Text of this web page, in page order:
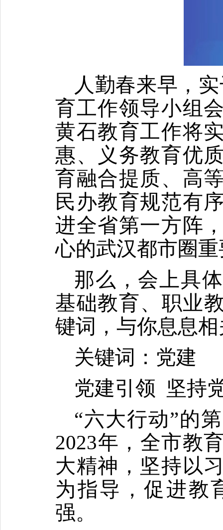
人勤春来早，
育工作领导小组
黄石教育工作将
惠、义务教育优
育融合提质、高
民办教育规范有
进全省第一方阵
心的武汉都市圈
那么，会上具
基础教育、职业
键词，与你息息
关键词：党建
党建引领 坚持
“六大行动”的
2023年，全市教
大精神，坚持以
为指导，促进教
强。